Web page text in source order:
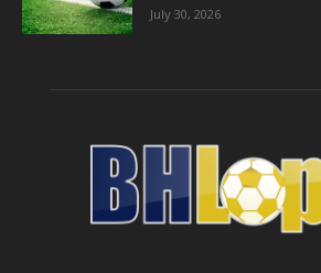
July 30, 2026